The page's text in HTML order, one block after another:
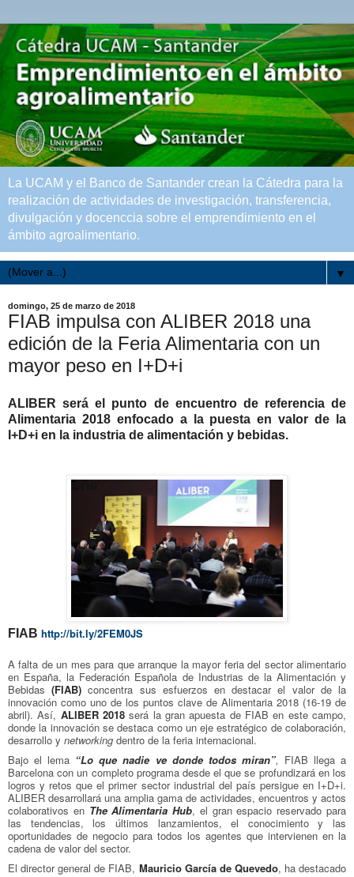
La UCAM y el Banco de Santander crean la Cátedra para la
realización de actividades de investigación, transferencia,
divulgación y docenccia sobre el emprendimiento en el
ámbito agroalimentario.
▼
domingo, 25 de marzo de 2018
FIAB impulsa con ALIBER 2018 una
edición de la Feria Alimentaria con un
mayor peso en I+D+i
ALIBER será el punto de encuentro de referencia de
Alimentaria 2018 enfocado a la puesta en valor de la
I+D+i en la industria de alimentación y bebidas.
FIAB http://bit.ly/2FEM0JS
A falta de un mes para que arranque la mayor feria del sector alimentario
en España, la Federación Española de Industrias de la Alimentación y
Bebidas(FIAB) concentra sus esfuerzos en destacar el valor de la
innovación como uno de los puntos clave de Alimentaria 2018 (16-19 de
abril). Así, ALIBER 2018 será la gran apuesta de FIAB en este campo,
donde la innovación se destaca como un eje estratégico de colaboración,
desarrollo y networking dentro de la feria internacional.
Bajo el lema “Lo que nadie ve donde todos miran”, FIAB llega a
Barcelona con un completo programa desde el que se profundizará en los
logros y retos que el primer sector industrial del país persigue en I+D+i.
ALIBER desarrollará una amplia gama de actividades, encuentros y actos
colaborativos en The Alimentaria Hub, el gran espacio reservado para
las tendencias, los últimos lanzamientos, el conocimiento y las
oportunidades de negocio para todos los agentes que intervienen en la
cadena de valor del sector.
El director general de FIAB, Mauricio García de Quevedo, ha destacado